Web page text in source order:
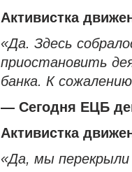
Активистка
«Да. Здесь
приостановить
банка. К
— Сегодня ЕЦБ
Активистка
«Да, мы перекрыли